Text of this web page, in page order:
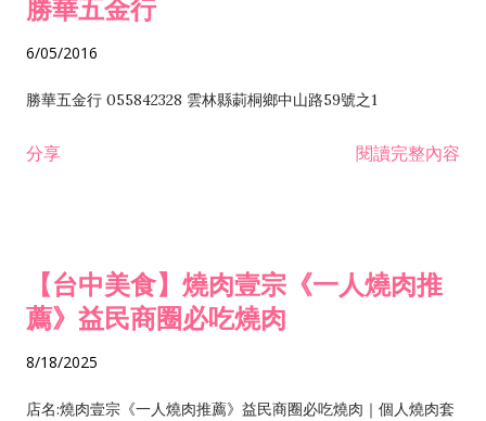
勝華五金行
6/05/2016
勝華五金行 055842328 雲林縣莿桐鄉中山路59號之1
分享 閱讀完整內容
【台中美食】燒肉壹宗《一人燒肉推
薦》益民商圈必吃燒肉
8/18/2025
店名:燒肉壹宗《一人燒肉推薦》益民商圈必吃燒肉｜個人燒肉套